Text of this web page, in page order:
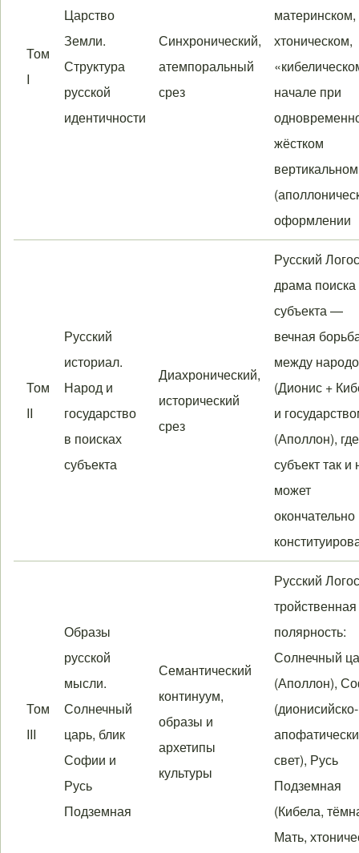
Том
I
Царство
Земли.
Структура
русской
идентичности
Синхронический,
атемпоральный
срез
материнском,
хтоническом,
начале при
жёстком
вертикальном
оформлении
Том
II
Русский
историал.
Народ и
государство
в поисках
субъекта
Диахронический,
исторический
срез
Русский
драма поиска
субъекта —
вечная
между
(Дионис +
и
(Аполлон), где
субъект так и
может
окончательно
Том
III
Образы
русской
мысли.
Солнечный
царь, блик
Софии и
Русь
Подземная
Семантический
континуум,
образы и
архетипы
культуры
Русский
тройственная
полярность:
Солнечный
(Аполлон),
(дионисийско-
свет), Русь
Подземная
(Кибела,
Мать,